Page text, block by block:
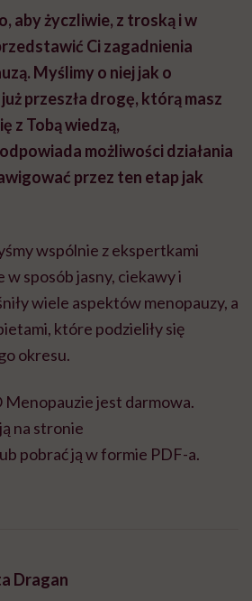
aby życzliwie, z troską i w
Ci zagadnienia
Myślimy o niej jak o
przeszła drogę, którą masz
z Tobą wiedzą,
możliwości działania
przez ten etap jak
wspólnie z ekspertkami
sposób jasny, ciekawy i
wiele aspektów menopauzy, a
które podzieliły się
okresu.
jest darmowa.
na stronie
pobrać ją w formie PDF-a.
Dragan